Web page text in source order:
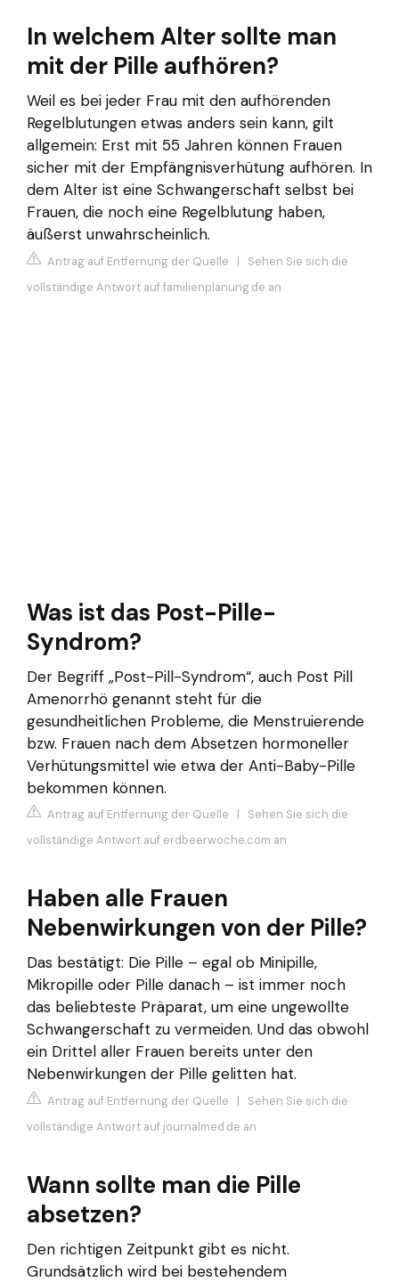
In welchem Alter sollte man
mit der Pille aufhören?
Weil es bei jeder Frau mit den aufhörenden
Regelblutungen etwas anders sein kann, gilt
allgemein: Erst mit 55 Jahren können Frauen
sicher mit der Empfängnisverhütung aufhören. In
dem Alter ist eine Schwangerschaft selbst bei
Frauen, die noch eine Regelblutung haben,
äußerst unwahrscheinlich.
Antrag auf Entfernung der Quelle | Sehen Sie sich die
vollständige Antwort auf familienplanung.de an
Was ist das Post-Pille-
Syndrom?
Der Begriff „Post-Pill-Syndrom“, auch Post Pill
Amenorrhö genannt steht für die
gesundheitlichen Probleme, die Menstruierende
bzw. Frauen nach dem Absetzen hormoneller
Verhütungsmittel wie etwa der Anti-Baby-Pille
bekommen können.
Antrag auf Entfernung der Quelle | Sehen Sie sich die
vollständige Antwort auf erdbeerwoche.com an
Haben alle Frauen
Nebenwirkungen von der Pille?
Das bestätigt: Die Pille – egal ob Minipille,
Mikropille oder Pille danach – ist immer noch
das beliebteste Präparat, um eine ungewollte
Schwangerschaft zu vermeiden. Und das obwohl
ein Drittel aller Frauen bereits unter den
Nebenwirkungen der Pille gelitten hat.
Antrag auf Entfernung der Quelle | Sehen Sie sich die
vollständige Antwort auf journalmed.de an
Wann sollte man die Pille
absetzen?
Den richtigen Zeitpunkt gibt es nicht.
Grundsätzlich wird bei bestehendem